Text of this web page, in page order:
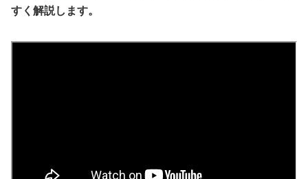
すく解説します。